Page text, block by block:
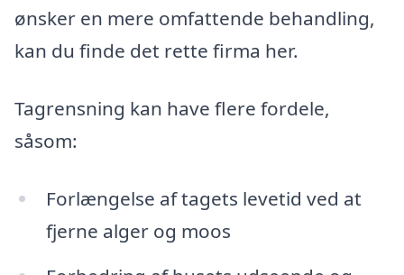
ønsker en mere omfattende behandling,
kan du finde det rette firma her.
Tagrensning kan have flere fordele,
såsom:
Forlængelse af tagets levetid ved at
fjerne alger og moos